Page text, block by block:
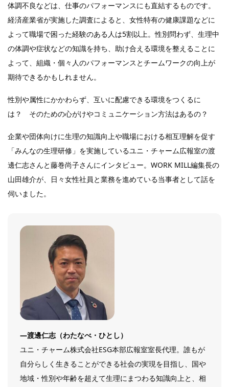
体調不良などは、仕事のパフォーマンスにも直結するものです。
経済産業省が実施した調査によると、女性特有の健康課題などに
よって職場で困った経験のある人は5割以上。性別問わず、生理中
の体調や症状などの知識を持ち、助け合える環境を整えることに
よって、組織・個々人のパフォーマンスとチームワークの向上が
期待できるかもしれません。
性別や属性にかかわらず、互いに配慮できる環境をつくるに
は？ そのための心がけやコミュニケーション方法はあるの？
企業や団体向けに生理の知識向上や職場における相互理解を促す
「みんなの生理研修」を実施しているユニ・チャーム広報室の渡
邊仁志さんと藤巻尚子さんにインタビュー。WORK MILL編集長の
山田雄介が、日々女性社員と業務を進めている当事者として話を
伺いました。
―渡邊仁志（わたなべ・ひとし）
ユニ・チャーム株式会社ESG本部広報室室長代理。誰もが
自分らしく生きることができる社会の実現を目指し、国や
地域・性別や年齢を超えて生理にまつわる知識向上と、相